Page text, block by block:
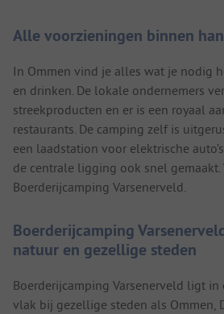
Alle voorzieningen binnen
In Ommen vind je alles wat je nodig
en drinken. De lokale ondernemers
streekproducten en er is een royaal
restaurants. De camping zelf is
een laadstation voor elektrische
de centrale ligging ook snel
Boerderijcamping Varsenerveld.
Boerderijcamping
natuur en gezellige steden
Boerderijcamping Varsenerveld ligt
vlak bij gezellige steden als Ommen,